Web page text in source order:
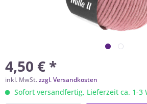
4,50 € *
inkl. MwSt.zzgl. Versandkosten
Sofort versandfertig, Lieferzeit ca. 1-3